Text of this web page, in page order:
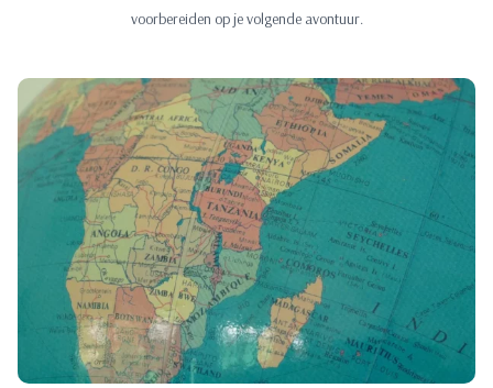
voorbereiden op je volgende avontuur.